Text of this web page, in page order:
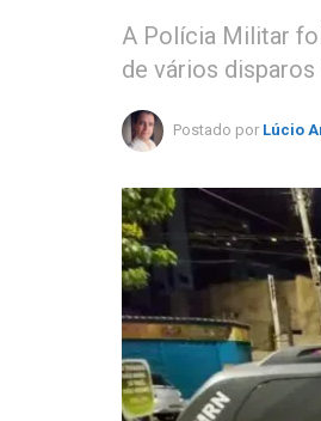
A Polícia Militar
de vários
Postado por Lúcio